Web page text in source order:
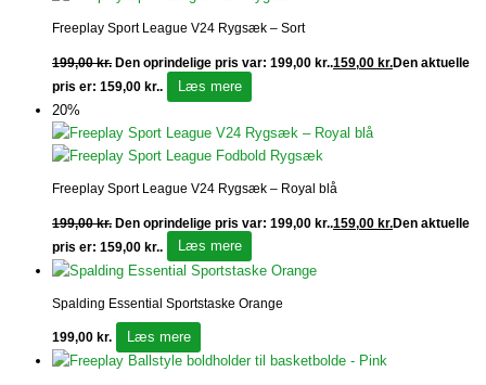
Freeplay Sport League V24 Rygsæk – Sort
199,00kr. Den oprindelige pris var: 199,00 kr..159,00 kr.Den aktuelle
pris er: 159,00 kr..
Læs mere
20%
Freeplay Sport League V24 Rygsæk – Royal blå
199,00kr. Den oprindelige pris var: 199,00 kr..159,00 kr.Den aktuelle
pris er: 159,00 kr..
Læs mere
Spalding Essential Sportstaske Orange
199,00 kr. Læs mere